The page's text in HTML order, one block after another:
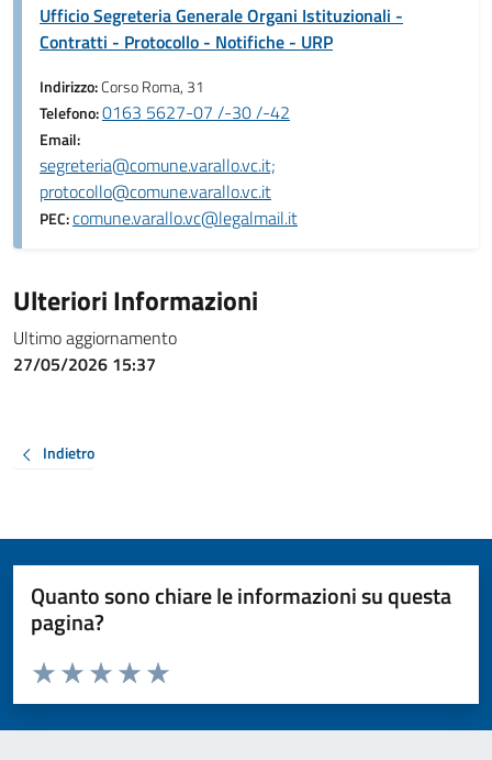
Ufficio Segreteria Generale Organi Istituzionali -
Contratti - Protocollo - Notifiche - URP
Indirizzo:Corso Roma, 31
Telefono:0163 5627-07 /-30 /-42
Email:
segreteria@comune.varallo.vc.it;
protocollo@comune.varallo.vc.it
PEC:comune.varallo.vc@legalmail.it
Ulteriori Informazioni
Ultimo aggiornamento
27/05/2026 15:37
Indietro
Quanto sono chiare le informazioni su questa
pagina?
Valuta da 1 a 5 stelle la pagina
Valuta 5 stelle su 5
Valuta 4 stelle su 5
Valuta 3 stelle su 5
Valuta 2 stelle su 5
Valuta 1 stelle su 5